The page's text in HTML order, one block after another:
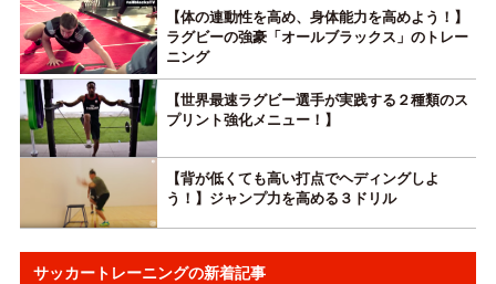
【体の連動性を高め、身体能力を高めよう！】
ラグビーの強豪「オールブラックス」のトレー
ニング
【世界最速ラグビー選手が実践する２種類のス
プリント強化メニュー！】
【背が低くても高い打点でヘディングしよ
う！】ジャンプ力を高める３ドリル
サッカートレーニングの新着記事